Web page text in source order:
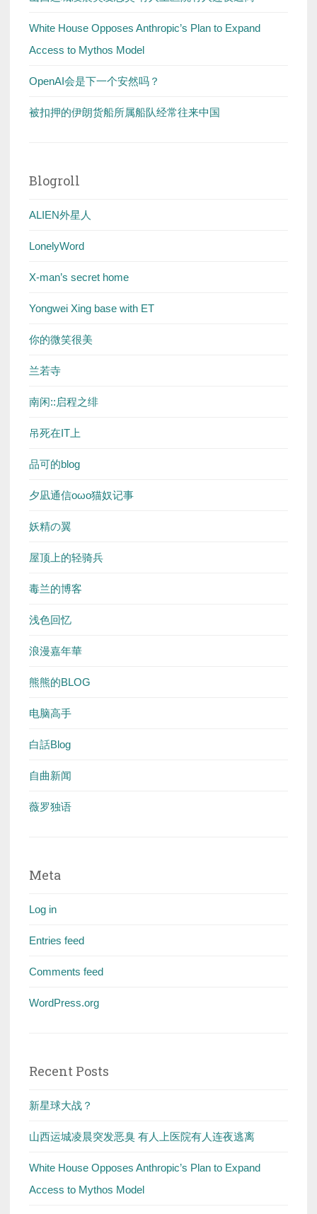
White House Opposes Anthropic’s Plan to Expand
Access to Mythos Model
OpenAI会是下一个安然吗？
被扣押的伊朗货船所属船队经常往来中国
Blogroll
ALIEN外星人
LonelyWord
X-man’s secret home
Yongwei Xing base with ET
你的微笑很美
兰若寺
南闲::启程之绯
吊死在IT上
品可的blog
夕凪通信oωo猫奴记事
妖精の翼
屋顶上的轻骑兵
毒兰的博客
浅色回忆
浪漫嘉年華
熊熊的BLOG
电脑高手
白話Blog
自曲新闻
薇罗独语
Meta
Log in
Entries feed
Comments feed
WordPress.org
Recent Posts
新星球大战？
山西运城凌晨突发恶臭 有人上医院有人连夜逃离
White House Opposes Anthropic’s Plan to Expand
Access to Mythos Model